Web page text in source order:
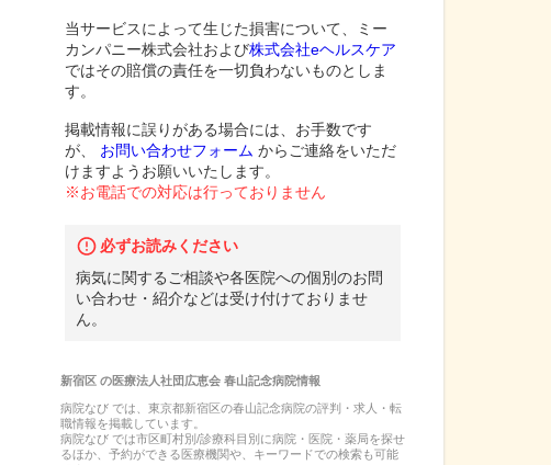
当サービスによって生じた損害について、ミー
カンパニー株式会社および株式会社eヘルスケア
ではその賠償の責任を一切負わないものとしま
す。
掲載情報に誤りがある場合には、お手数です
が、
お問い合わせフォーム からご連絡をいただ
けますようお願いいたします。
※お電話での対応は行っておりません
必ずお読みください
病気に関するご相談や各医院への個別のお問
い合わせ・紹介などは受け付けておりませ
ん。
新宿区の医療法人社団広恵会 春山記念病院情報
病院なび では、 東京都新宿区の春山記念病院の評判・求人・転
職情報を掲載しています。
病院なび では市区町村別/診療科目別に病院・医院・薬局を探せ
るほか、予約ができる医療機関や、キーワードでの検索も可能